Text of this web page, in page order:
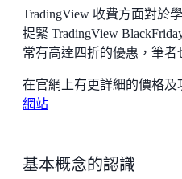
TradingView 收費方面對於
捉緊 TradingView
常有高達四折的優惠，筆
在官網上有更詳細的價格及
網站
基本概念的認識